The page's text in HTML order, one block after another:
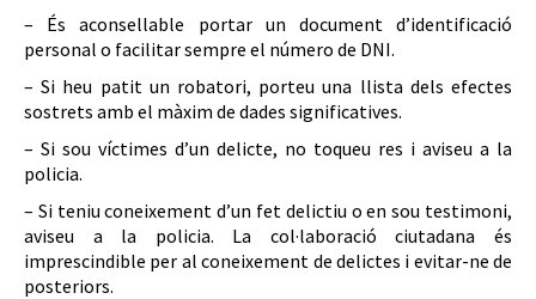
– És aconsellable portar un document d’identificació
personal o facilitar sempre el número de DNI.
– Si heu patit un robatori, porteu una llista dels efectes
sostrets amb el màxim de dades significatives.
– Si sou víctimes d’un delicte, no toqueu res i aviseu a la
policia.
– Si teniu coneixement d’un fet delictiu o en sou testimoni,
aviseu a la policia. La col·laboració ciutadana és
imprescindible per al coneixement de delictes i evitar-ne de
posteriors.